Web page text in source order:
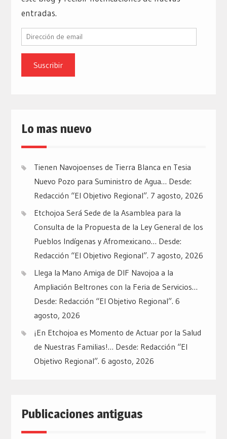
entradas.
Dirección
email
Lo mas nuevo
Tienen Navojoenses de Tierra Blanca en Tesia
Nuevo Pozo para Suministro de Agua… Desde:
Redacción “El Objetivo Regional”. 7 agosto, 2026
Etchojoa Será Sede de la Asamblea para la
Consulta de la Propuesta de la Ley General de los
Pueblos Indígenas y Afromexicano… Desde:
Redacción “El Objetivo Regional”. 7 agosto, 2026
Llega la Mano Amiga de DIF Navojoa a la
Ampliación Beltrones con la Feria de Servicios…
Desde: Redacción “El Objetivo Regional”. 6
agosto, 2026
¡En Etchojoa es Momento de Actuar por la Salud
de Nuestras Familias!… Desde: Redacción “El
Objetivo Regional”. 6 agosto, 2026
Publicaciones antiguas